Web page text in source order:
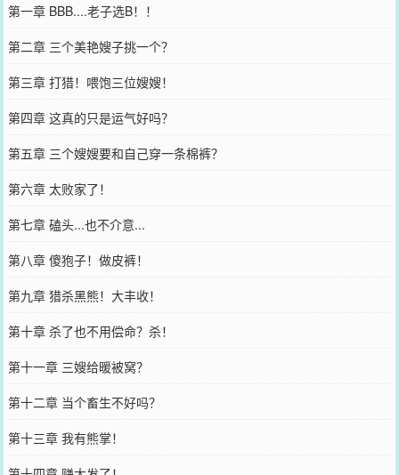
第一章 BBB....老子选B！！
第二章 三个美艳嫂子挑一个？
第三章 打猎！喂饱三位嫂嫂！
第四章 这真的只是运气好吗？
第五章 三个嫂嫂要和自己穿一条棉裤？
第六章 太败家了！
第七章 磕头...也不介意...
第八章 傻狍子！做皮裤！
第九章 猎杀黑熊！大丰收！
第十章 杀了也不用偿命？杀！
第十一章 三嫂给暖被窝？
第十二章 当个畜生不好吗？
第十三章 我有熊掌！